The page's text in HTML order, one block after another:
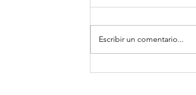
ANTOFAGASTA: Carabineros
Escribir un comentario...